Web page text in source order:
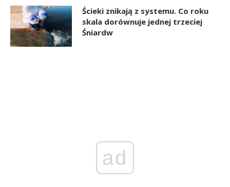
Ścieki znikają z systemu. Co roku
skala dorównuje jednej trzeciej
Śniardw
ad